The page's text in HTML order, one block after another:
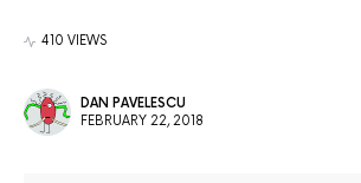
410 VIEWS
DAN PAVELESCU
FEBRUARY 22, 2018